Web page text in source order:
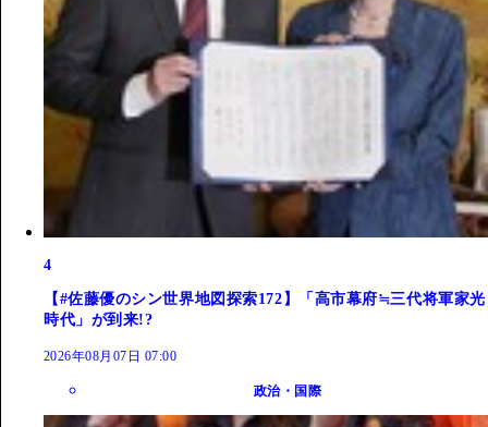
4
【#佐藤優のシン世界地図探索172】「高市幕府≒三代将軍家光
時代」が到来!?
2026年08月07日 07:00
政治・国際